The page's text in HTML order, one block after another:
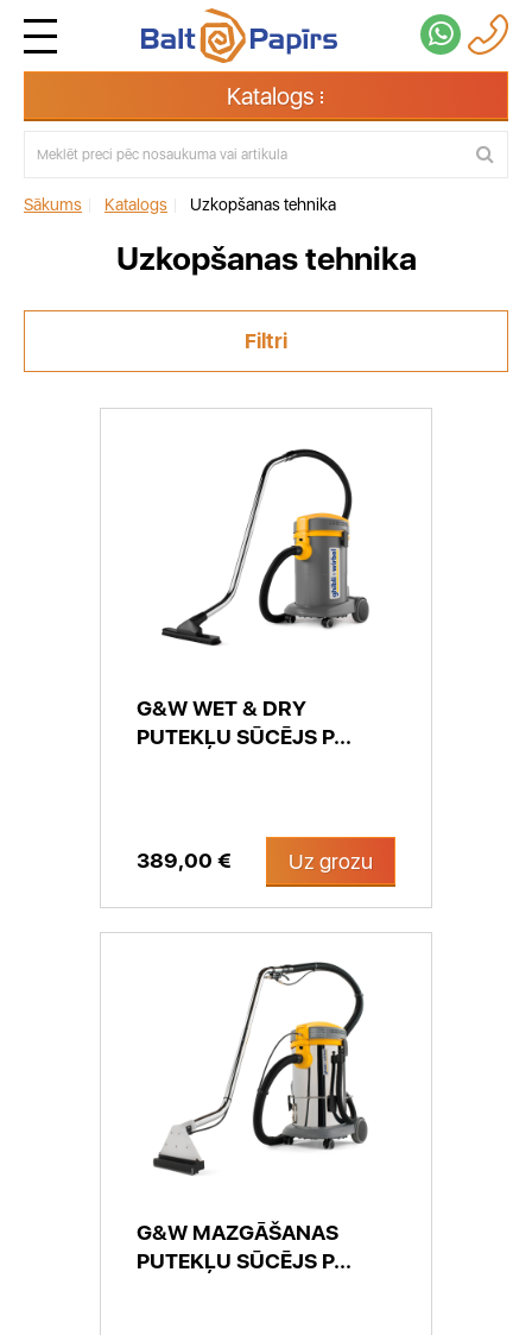
Katalogs
Sākums Katalogs Uzkopšanas tehnika
Uzkopšanas tehnika
Filtri
G&W WET & DRY
PUTEKĻU SŪCĒJS P...
389,00 € Uz grozu
G&W MAZGĀŠANAS
PUTEKĻU SŪCĒJS P...